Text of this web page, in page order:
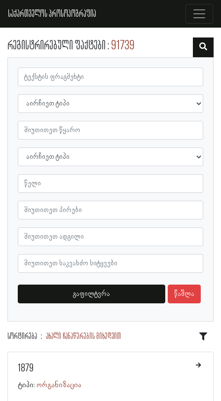
საქართველოს პროსოპოგრაფია
რეგისტრირებული ფაქტები 91739
გაფილტვრა წაშლა
სორტირება ახალი ჩანაწერების მიხედვით
1879
ტიპი: ორგანიზაცია